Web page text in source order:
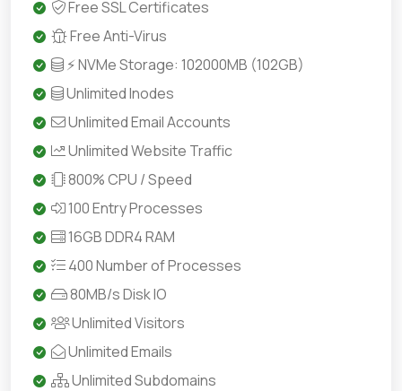
Free SSL Certificates
Free Anti-Virus
⚡ NVMe Storage: 102000MB (102GB)
Unlimited Inodes
Unlimited Email Accounts
Unlimited Website Traffic
800% CPU / Speed
100 Entry Processes
16GB DDR4 RAM
400 Number of Processes
80MB/s Disk IO
Unlimited Visitors
Unlimited Emails
Unlimited Subdomains